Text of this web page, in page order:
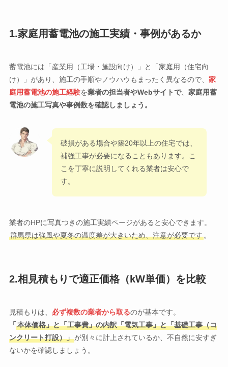
1.家庭用蓄電池の施工実績・事例があるか
蓄電池には「産業用（工場・施設向け）」と「家庭用（住宅向
け）」があり、施工の手順やノウハウもまったく異なるので、 家
庭用蓄電池の施工経験を業者の担当者やWebサイトで、 家庭用蓄
電池の施工写真や事例数を確認しましょう。
破損がある場合や築20年以上の住宅では、
補強工事が必要になることもあります。こ
こを丁寧に説明してくれる業者は安心で
す。
業者のHPに写真つきの施工実績ページがあると安心できます。
群馬県は強風や夏冬の温度差が大きいため、注意が必要です。
2.相見積もりで適正価格（kW単価）を比較
見積もりは、 必ず複数の業者から取るのが基本です。
「 本体価格」と「工事費」の内訳「電気工事」と「基礎工事（コ
ンクリート打設）」が別々に計上されているか、不自然に安すぎ
ないかを確認しましょう。